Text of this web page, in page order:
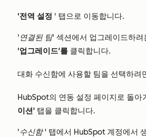
'전역 설정 ' 탭으로 이동합니다.
'연결된 팀' 섹션에서 업그레이드하려
'업그레이드'를 클릭합니다.
대화 수신함에 사용할 팀을 선택하려
HubSpot의 연동 설정 페이지로 돌아
이션' 탭을 클릭합니다.
'수신함' 탭에서 HubSpot 계정에서